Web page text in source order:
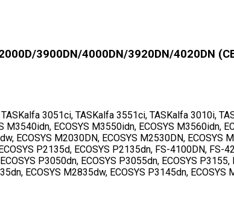
3900DN/4000DN/3920DN/4020DN
3051ci, TASKalfa 3551ci, TASKalfa 3010i,
ECOSYS M3550idn, ECOSYS M3560idn,
ECOSYS M2030DN, ECOSYS M2530DN, ECOSYS
P2135d, ECOSYS P2135dn, FS-4100DN,
P3050dn, ECOSYS P3055dn, ECOSYS
ECOSYS M2835dw, ECOSYS P3145dn, ECOSYS